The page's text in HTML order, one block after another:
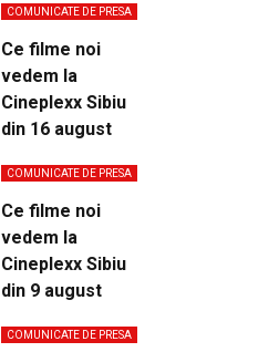
COMUNICATE DE PRESA
Ce filme noi
vedem la
Cineplexx Sibiu
din 16 august
COMUNICATE DE PRESA
Ce filme noi
vedem la
Cineplexx Sibiu
din 9 august
COMUNICATE DE PRESA